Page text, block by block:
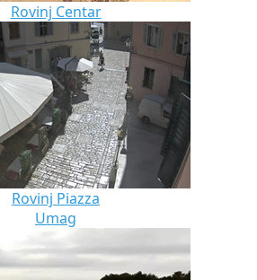
Rovinj Centar
Rovinj Piazza
Umag